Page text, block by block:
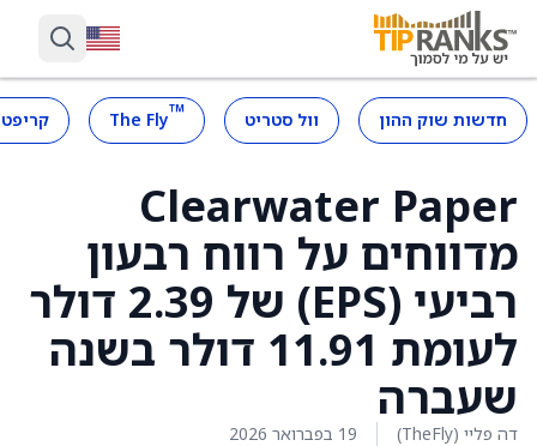
חדשות שוק ההון וול סטריט ™
The Fly
Clearwater Paper
מדווחים על רווח רבעון
רביעי (EPS) של 2.39 דולר
לעומת 11.91 דולר בשנה
שעברה
דה פליי (TheFly) 19 בפברואר 2026